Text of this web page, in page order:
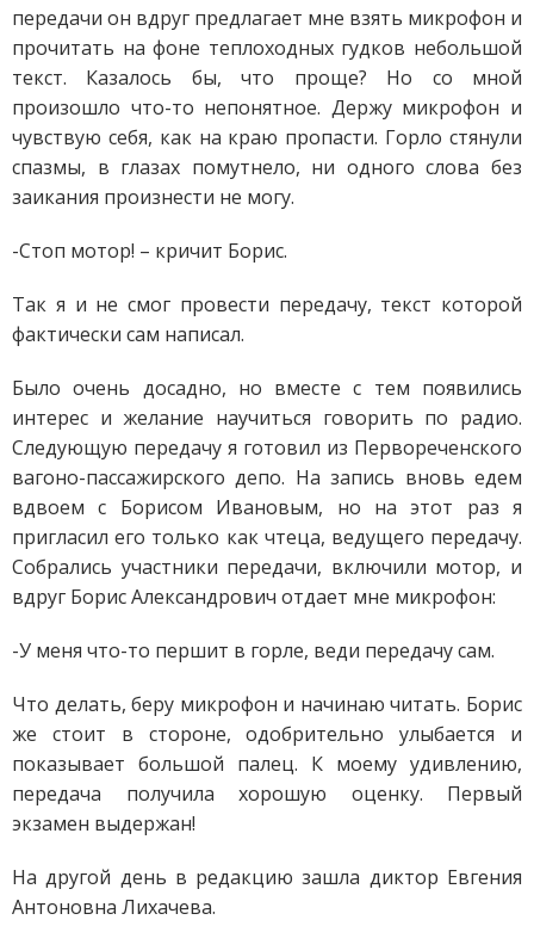
передачи он вдруг предлагает мне взять микрофон и
прочитать на фоне теплоходных гудков небольшой
текст. Казалось бы, что проще? Но со мной
произошло что-то непонятное. Держу микрофон и
чувствую себя, как на краю пропасти. Горло стянули
спазмы, в глазах помутнело, ни одного слова без
заикания произнести не могу.
-Стоп мотор! – кричит Борис.
Так я и не смог провести передачу, текст которой
фактически сам написал.
Было очень досадно, но вместе с тем появились
интерес и желание научиться говорить по радио.
Следующую передачу я готовил из Первореченского
вагоно-пассажирского депо. На запись вновь едем
вдвоем с Борисом Ивановым, но на этот раз я
пригласил его только как чтеца, ведущего передачу.
Собрались участники передачи, включили мотор, и
вдруг Борис Александрович отдает мне микрофон:
-У меня что-то першит в горле, веди передачу сам.
Что делать, беру микрофон и начинаю читать. Борис
же стоит в стороне, одобрительно улыбается и
показывает большой палец. К моему удивлению,
передача получила хорошую оценку. Первый
экзамен выдержан!
На другой день в редакцию зашла диктор Евгения
Антоновна Лихачева.